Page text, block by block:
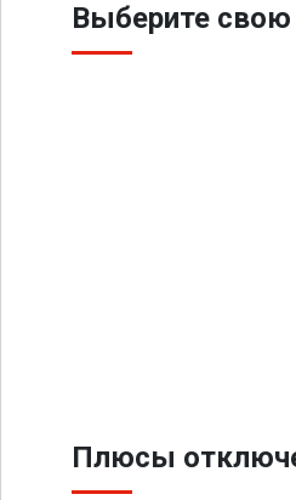
Выберите
Плюсы